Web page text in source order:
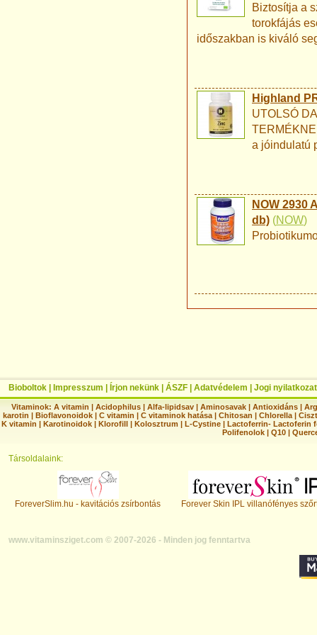
Biztosítja a
torokfájás
időszakban is kiváló
Highland
UTOLSÓ
a jóindulatú
NOW 2930
db) (NOW)
Bioboltok Impresszum Írjon nekünk ÁSZF Adatvédelem Jogi nyilatkozat
Vitaminok: A vitamin |Acidophilus |Alfa-lipidsav |Aminosavak |Antioxidáns |
karotin | Bioflavonoidok | C vitamin | C vitaminok hatása | Chitosan | Chlorella |
K vitamin | Karotinoidok | Klorofill | Kolosztrum | L-Cystine | Lactoferrin- Lactoferin
Polifenolok |Q10 |
Társoldalaink:
ForeverSlim.hu - kavitációs zsírbontás Forever Skin IPL villanófényes
www.vitaminsziget.com © 2007-2026 - Minden jog fenntartva